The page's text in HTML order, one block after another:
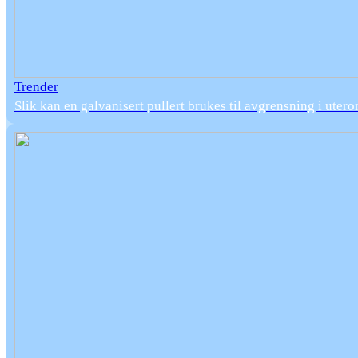
Trender
Slik kan en galvanisert pullert brukes til avgrensning i